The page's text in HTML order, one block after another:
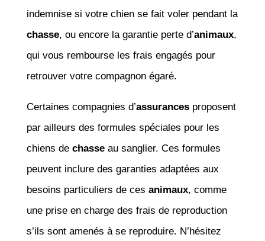
indemnise si votre chien se fait voler pendant la
chasse, ou encore la garantie perte d’animaux,
qui vous rembourse les frais engagés pour
retrouver votre compagnon égaré.
Certaines compagnies d’assurancesproposent
par ailleurs des formules spéciales pour les
chiens de chasseau sanglier. Ces formules
peuvent inclure des garanties adaptées aux
besoins particuliers de ces animaux, comme
une prise en charge des frais de reproduction
s’ils sont amenés à se reproduire. N’hésitez